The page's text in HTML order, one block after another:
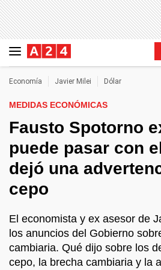
Economía Javier Milei Dólar
MEDIDAS ECONÓMICAS
Fausto Spotorno
puede pasar con
dejó una
cepo
El economista y ex asesor de
los anuncios del Gobierno
cambiaria. Qué dijo sobre los
cepo, la brecha cambiaria y la